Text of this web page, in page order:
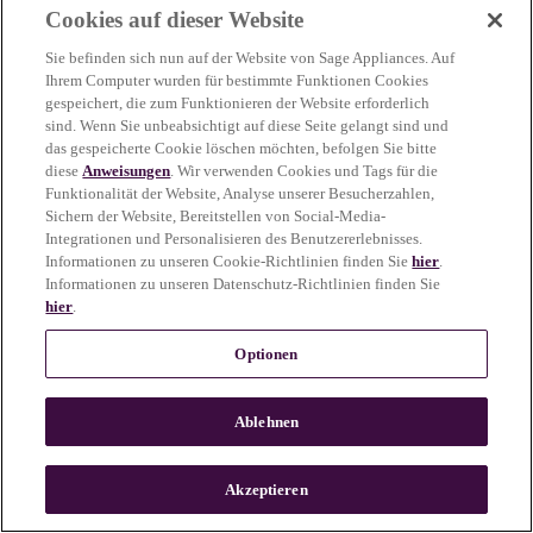
more information)
n
Cookies auf dieser Website
Sie befinden sich nun auf der Website von Sage Appliances. Auf
Ihrem Computer wurden für bestimmte Funktionen Cookies
gespeichert, die zum Funktionieren der Website erforderlich
sind. Wenn Sie unbeabsichtigt auf diese Seite gelangt sind und
das gespeicherte Cookie löschen möchten, befolgen Sie bitte
dieseAnweisungen. Wir verwenden Cookies und Tags für die
Funktionalität der Website, Analyse unserer Besucherzahlen,
Sichern der Website, Bereitstellen von Social-Media-
Integrationen und Personalisieren des Benutzererlebnisses.
Informationen zu unseren Cookie-Richtlinien finden Siehier.
Informationen zu unseren Datenschutz-Richtlinien finden Sie
hier.
Optionen
Ablehnen
Akzeptieren